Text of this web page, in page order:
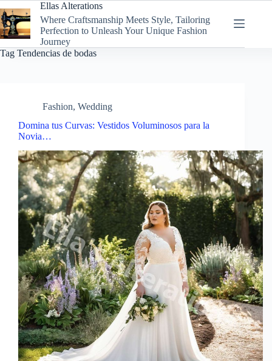
to
content
Ellas Alterations
Where Craftsmanship Meets Style, Tailoring
Perfection to Unleash Your Unique Fashion
Journey
Tag Tendencias de bodas
Fashion, Wedding
Domina tus Curvas: Vestidos Voluminosos para la
Novia…